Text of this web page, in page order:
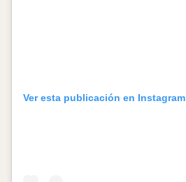
Ver esta publicación en Instagram